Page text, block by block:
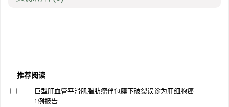
推荐阅读
巨型肝血管平滑肌脂肪瘤伴包膜下破裂误诊为肝细胞癌
1例报告